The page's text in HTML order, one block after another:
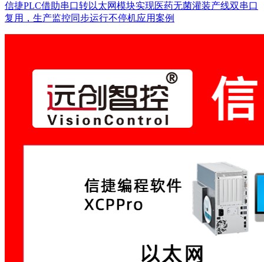
信捷PLC借助串口转以太网模块实现医药无菌灌装产线双串口
复用，生产监控同步运行不停机应用案例